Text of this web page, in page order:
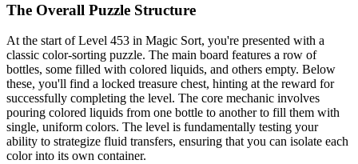
The Overall Puzzle Structure
At the start of Level 453 in Magic Sort, you're presented with a
classic color-sorting puzzle. The main board features a row of
bottles, some filled with colored liquids, and others empty. Below
these, you'll find a locked treasure chest, hinting at the reward for
successfully completing the level. The core mechanic involves
pouring colored liquids from one bottle to another to fill them with
single, uniform colors. The level is fundamentally testing your
ability to strategize fluid transfers, ensuring that you can isolate each
color into its own container.